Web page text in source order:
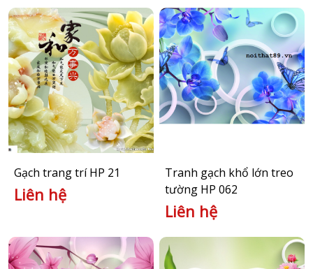
Gạch trang trí HP 21
Liên hệ
Tranh gạch khổ lớn treo
tường HP 062
Liên hệ